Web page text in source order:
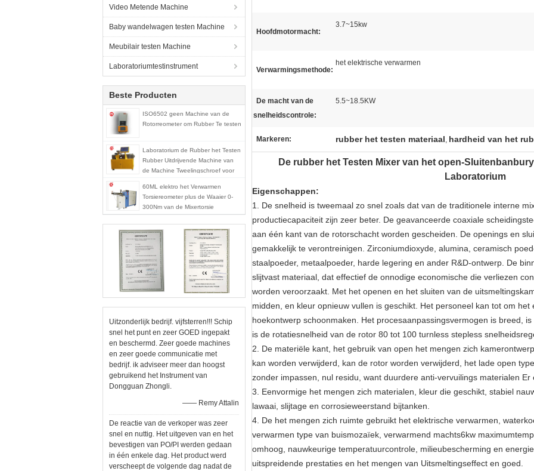
Video Metende Machine
Baby wandelwagen testen Machine
Meubilair testen Machine
Laboratoriumtestinstrument
Beste Producten
ISO6502 geen Machine van de
Rotorreometer om Rubber Te testen
Laboratorium de Rubber het Testen
Rubber Uitdrijvende Machine van
de Machine Tweelingschroef voor
60ML elektro het Verwarmen
Torsiereometer plus de Waaier 0-
300Nm van de Mixertorsie
Uitzonderlijk bedrijf. vijfsterren!!! Schip
snel het punt en zeer GOED ingepakt
en beschermd. Zeer goede machines
en zeer goede communicatie met
bedrijf. ik adviseer meer dan hoogst
gebruikend het Instrument van
Dongguan Zhongli.
—— Remy Attalin
De reactie van de verkoper was zeer
snel en nuttig. Het uitgeven van en het
bevestigen van PO/PI werden gedaan
in één enkele dag. Het product werd
verscheept de volgende dag nadat de
Hoofdmotormacht:
3.7~15kw
Verwarmingsmethode:
het elektrische verwarmen
De macht van de
snelheidscontrole:
5.5~18.5KW
Markeren: rubber het testen materiaal, hardheid van het
De rubber het Testen Mixer van het open-
Laboratorium
Eigenschappen:
1. De snelheid is tweemaal zo snel zoals dat van de traditionele interne
productiecapaciteit zijn zeer beter. De geavanceerde coaxiale
aan één kant van de rotorschacht worden gescheiden. De openings en
gemakkelijk te verontreinigen. Zirconiumdioxyde, alumina, ceramisch
staalpoeder, metaalpoeder, harde legering en ander R&D-ontwerp. De
slijtvast materiaal, dat effectief de onnodige economische die verliezen
worden veroorzaakt. Met het openen en het sluiten van de
midden, en kleur opnieuw vullen is geschikt. Het personeel kan tot om
hoekontwerp schoonmaken. Het procesaanpassingsvermogen is breed,
is de rotatiesnelheid van de rotor 80 tot 100 turnless stepless
2. De materiële kant, het gebruik van open het mengen zich
kan worden verwijderd, kan de rotor worden verwijderd, het lade open
zonder impassen, nul residu, want duurdere anti-vervuilings materialen
3. Eenvormige het mengen zich materialen, kleur die geschikt, stabiel
lawaai, slijtage en corrosieweerstand bijtanken.
4. De het mengen zich ruimte gebruikt het elektrische verwarmen,
verwarmen type van buismozaïek, verwarmend machts6kw
omhoog, nauwkeurige temperatuurcontrole, milieubescherming en
uitspreidende prestaties en het mengen van Uitsmeltingseffect en goed.